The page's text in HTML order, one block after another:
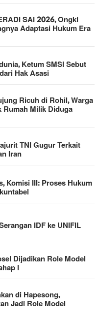
SAI 2026, Ongki
Adaptasi Hukum Era
Ketum SMSI Sebut
Hak Asasi
Ricuh di Rohil, Warga
Rumah Milik Diduga
TNI Gugur Terkait
Iran
Komisi III: Proses Hukum
IDF ke UNIFIL
Dijadikan Role Model
I
di Hapesong,
Jadi Role Model